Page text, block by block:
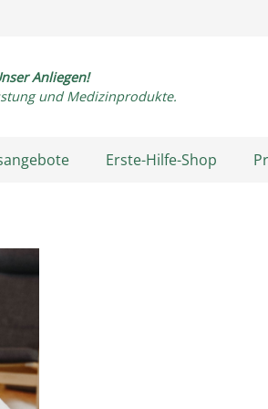
Anliegen!
und Medizinprodukte.
Erste-Hilfe-Shop